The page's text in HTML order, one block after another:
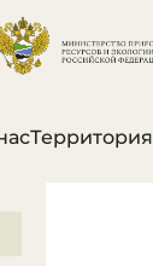
Территория